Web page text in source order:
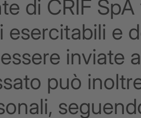
di CRIF
esercitabili e
inviate
può